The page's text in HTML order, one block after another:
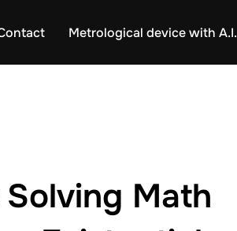
Metrological device with A.I.
Math